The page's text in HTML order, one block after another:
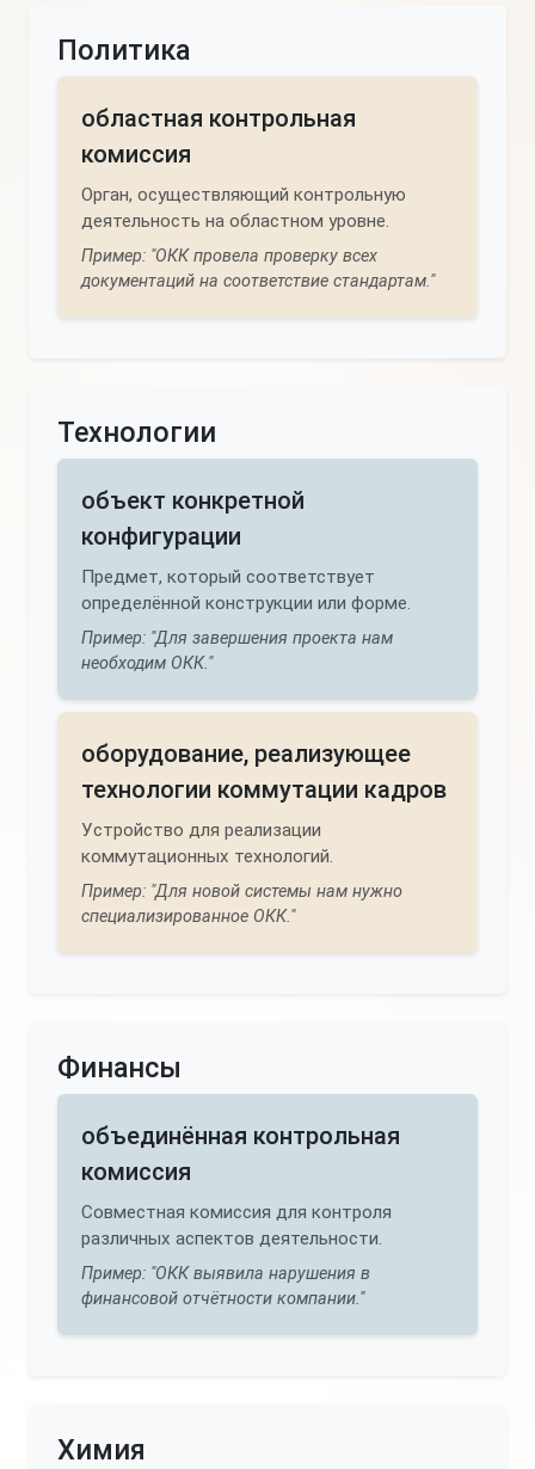
Политика
областная контрольная
комиссия
Орган, осуществляющий контрольную
деятельность на областном уровне.
Пример: "ОКК провела проверку всех
документаций на соответствие стандартам."
Технологии
объект конкретной
конфигурации
Предмет, который соответствует
определённой конструкции или форме.
Пример: "Для завершения проекта нам
необходим ОКК."
оборудование, реализующее
технологии коммутации кадров
Устройство для реализации
коммутационных технологий.
Пример: "Для новой системы нам нужно
специализированное ОКК."
Финансы
объединённая контрольная
комиссия
Совместная комиссия для контроля
различных аспектов деятельности.
Пример: "ОКК выявила нарушения в
финансовой отчётности компании."
Химия